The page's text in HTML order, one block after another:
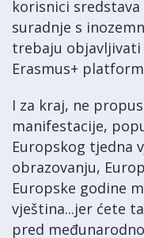
korisnici
suradnje s
trebaju
Erasmus+
I za kraj, ne
manifestacije,
Europskog tjedna
obrazovanju,
Europske godine
vještina...jer ćete
pred